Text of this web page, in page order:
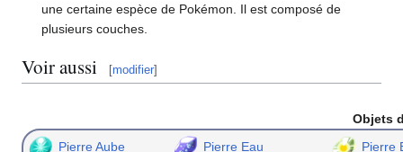
une certaine espèce de Pokémon. Il est composé de
plusieurs couches.
Voir aussi [modifier]
Objets
Pierre Aube
Pierre Eau Pierre